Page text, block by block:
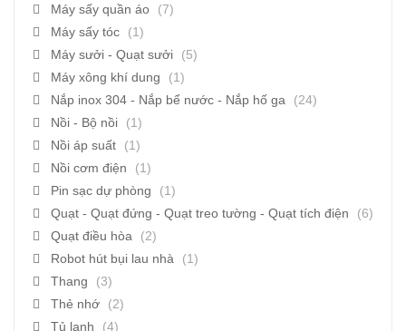
Máy sấy quần áo
(7)
Máy sấy tóc
(1)
Máy sưởi - Quạt sưởi
(5)
Máy xông khí dung
(1)
Nắp inox 304 - Nắp bể nước - Nắp hố ga
(24)
Nồi - Bộ nồi
(1)
Nồi áp suất
(1)
Nồi cơm điện
(1)
Pin sạc dự phòng
(1)
Quạt - Quạt đứng - Quạt treo tường - Quạt tích điện
(6)
Quạt điều hòa
(2)
Robot hút bụi lau nhà
(1)
Thang
(3)
Thẻ nhớ
(2)
Tủ lạnh
(4)